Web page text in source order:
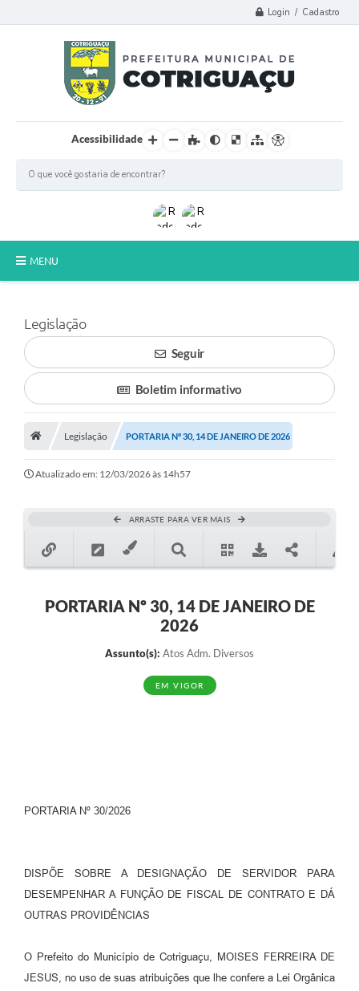
Login / Cadastro
Acessibilidade
MENU
Poder Legislativo
A Prefeitura
Município
Galeria de Fotos
Ouvidoria
Editais
Serviços Online
Legislação
Seguir
Boletim informativo
Legislação PORTARIA Nº 30, 14 DE JANEIRO DE 2026
Atualizado em: 12/03/2026 às 14h57
ARRASTE PARA VER MAIS
PORTARIA Nº 30, 14 DE JANEIRO DE
2026
Assunto(s): Atos Adm. Diversos
EM VIGOR
PORTARIA Nº 30/2026
DISPÕE SOBRE A DESIGNAÇÃO DE SERVIDOR PARA
DESEMPENHAR A FUNÇÃO DE FISCAL DE CONTRATO E DÁ
OUTRAS PROVIDÊNCIAS
O Prefeito do Município de Cotriguaçu, MOISES FERREIRA DE
JESUS, no uso de suas atribuições que lhe confere a Lei Orgânica